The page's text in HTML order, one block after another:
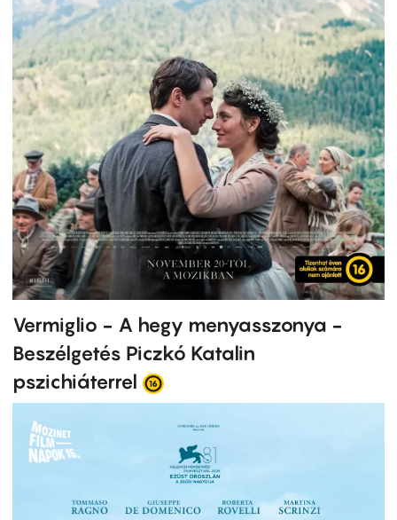
Vermiglio - A hegy menyasszonya -
Beszélgetés Piczkó Katalin
pszichiáterrel